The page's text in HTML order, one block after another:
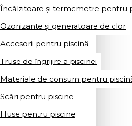
Încălzitoare și termometre pentru
Ozonizante și generatoare de clor
Accesorii pentru piscină
Truse de îngrijire a piscinei
Materiale de consum pentru
Scări pentru piscine
Huse pentru piscine